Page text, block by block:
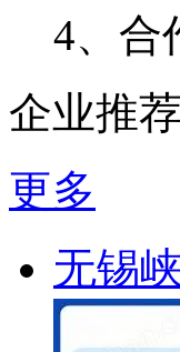
4、合
企业推荐
更多
无锡